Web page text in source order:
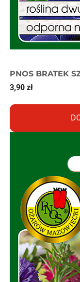
PNOS BRATEK
3,90 zł